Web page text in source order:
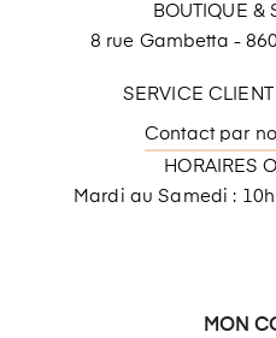
BOUTIQUE &
8 rue Gambetta -
SERVICE
Contact par
HORAIRES
Mardi au Samedi :
MON